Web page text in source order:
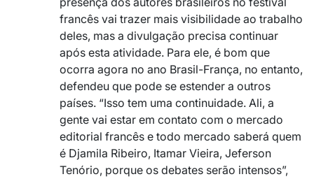
francês vai trazer mais visibilidade ao trabalho
deles, mas a divulgação precisa continuar
após esta atividade. Para ele, é bom que
ocorra agora no ano Brasil-França, no entanto,
defendeu que pode se estender a outros
países. “Isso tem uma continuidade. Ali, a
gente vai estar em contato com o mercado
editorial francês e todo mercado saberá quem
é Djamila Ribeiro, Itamar Vieira, Jeferson
Tenório, porque os debates serão intensos”,